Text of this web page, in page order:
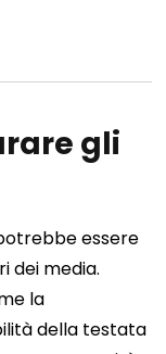
gli
essere
dei media.
la
della testata